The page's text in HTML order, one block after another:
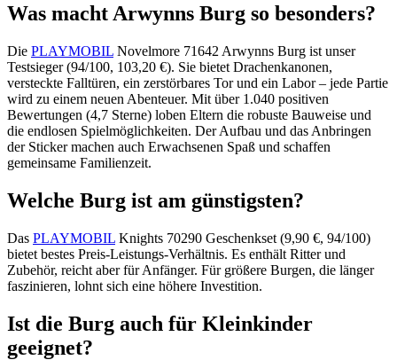
Was macht Arwynns Burg so besonders?
Die PLAYMOBIL Novelmore 71642 Arwynns Burg ist unser
Testsieger (94/100, 103,20 €). Sie bietet Drachenkanonen,
versteckte Falltüren, ein zerstörbares Tor und ein Labor – jede Partie
wird zu einem neuen Abenteuer. Mit über 1.040 positiven
Bewertungen (4,7 Sterne) loben Eltern die robuste Bauweise und
die endlosen Spielmöglichkeiten. Der Aufbau und das Anbringen
der Sticker machen auch Erwachsenen Spaß und schaffen
gemeinsame Familienzeit.
Welche Burg ist am günstigsten?
Das PLAYMOBIL Knights 70290 Geschenkset (9,90 €, 94/100)
bietet bestes Preis-Leistungs-Verhältnis. Es enthält Ritter und
Zubehör, reicht aber für Anfänger. Für größere Burgen, die länger
faszinieren, lohnt sich eine höhere Investition.
Ist die Burg auch für Kleinkinder
geeignet?